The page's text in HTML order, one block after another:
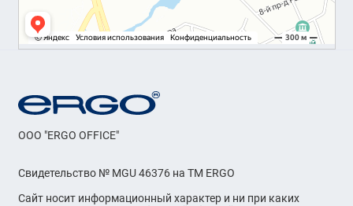
OOO "ERGO OFFICE"
Свидетельство № MGU 46376 на ТМ ERGO
Сайт носит информационный характер и ни при каких